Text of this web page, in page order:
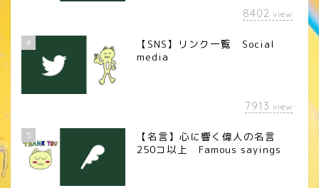
8402 view
4
【SNS】リンク一覧 Social
media
7913 view
5
【名言】心に響く偉人の名言
250コ以上 Famous sayings